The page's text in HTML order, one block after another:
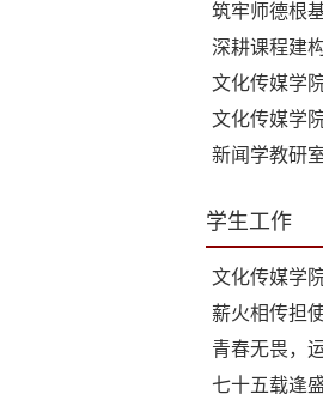
筑牢师德根
文化传媒学
文化传媒学
学生工作
文化传媒学
薪火相传担
青春无畏，
七十五载逢